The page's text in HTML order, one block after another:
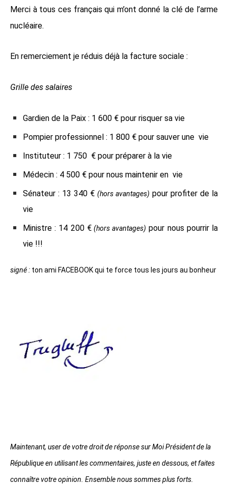
Merci à tous ces français qui m’ont donné la clé de l’arme
nucléaire.
En remerciement je réduis déjà la facture sociale :
Grille des salaires
Gardien de la Paix : 1 600 € pour risquer sa vie
Pompier professionnel : 1 800 € pour sauver une vie
Instituteur : 1 750 € pour préparer à la vie
Médecin : 4 500 € pour nous maintenir en vie
Sénateur : 13 340 € (hors avantages) pour profiter de la
vie
Ministre : 14 200 € (hors avantages) pour nous pourrir la
vie !!!
signé : ton ami FACEBOOK qui te force tous les jours au bonheur
Maintenant, user de votre droit de réponse sur Moi Président de la
République en utilisant les commentaires, juste en dessous, et faites
connaître votre opinion. Ensemble nous sommes plus forts.